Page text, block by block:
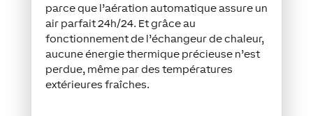
parce que l’aération automatique assure un
air parfait 24h/24. Et grâce au
fonctionnement de l’échangeur de chaleur,
aucune énergie thermique précieuse n’est
perdue, même par des températures
extérieures fraîches.